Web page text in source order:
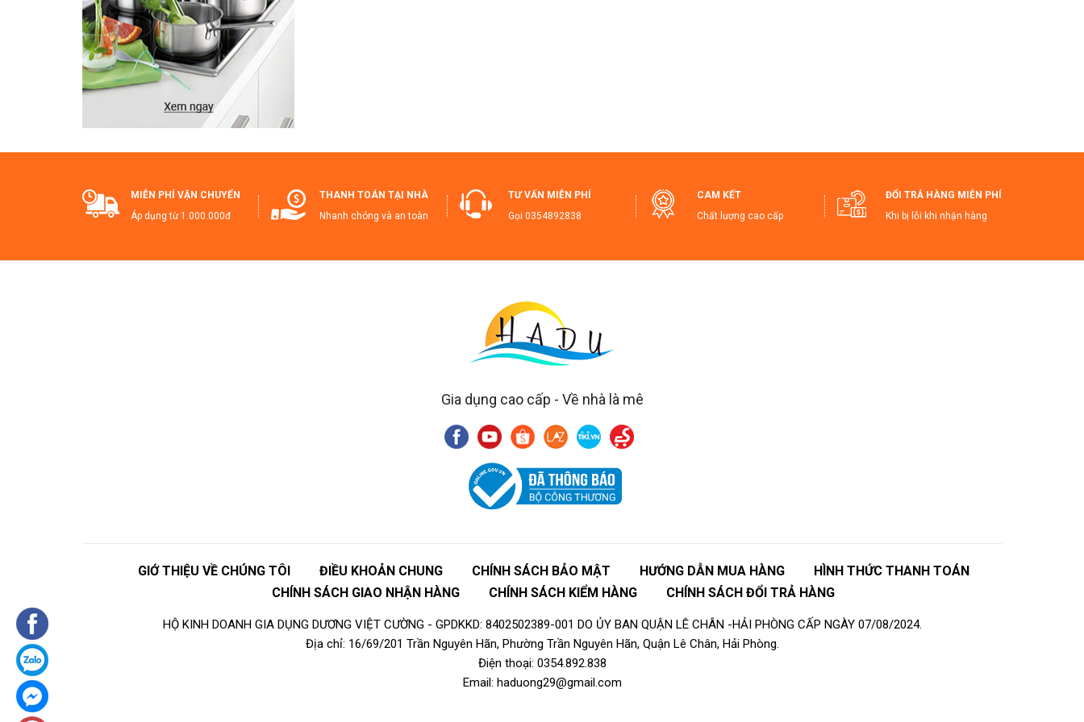
Tiện Lợi và Thực Tế: Thiết kế tối ưu giúp bạn sử dụng dễ dàng, giữ nhiệt hiệu quả và tiết kiệm thời gian.
Độ Bền Cao: Chất liệu inox cao cấp không chỉ giúp bảo vệ sức khỏe mà còn bền bỉ theo thời gian.
#BìnhĐựngNước #GiữNhiệtCaoCấp #BìnhGiữNhiệtInox316 #BìnhĐựngNướcChốngTrượt #BìnhGiữNhiệtCaoCấp
#VòiRótKhôngNhỏGiọt #BìnhGiữNhiệtAnToàn #BìnhGiữNhiệtTiệnLợi #SảnPhẩmGiữNhiệt
MIỄN PHÍ VẬN CHUYỂN
Áp dụng từ 1.000.000đ
THANH TOÁN TẠI NHÀ
Nhanh chóng và an toàn
TƯ VẤN MIỄN PHÍ
Gọi 0354892838
CAM KẾT
Chất lượng cao cấp
ĐỔI TRẢ HÀNG MIỄN PHÍ
Khi bị lỗi khi nhận hàng
Gia dụng cao cấp - Về nhà là mê
GIỚ THIỆU VỀ CHÚNG TÔI ĐIỀU KHOẢN CHUNG CHÍNH SÁCH BẢO MẬT HƯỚNG DẪN MUA HÀNG
HÌNH THỨC THANH TOÁN
CHÍNH SÁCH GIAO NHẬN HÀNG
CHÍNH SÁCH KIỂM HÀNG CHÍNH SÁCH ĐỔI TRẢ HÀNG
HỘ KINH DOANH GIA DỤNG DƯƠNG VIỆT CƯỜNG - GPDKKD: 8402502389-001 DO ỦY BAN QUẬN LÊ CHÂN -HẢI PHÒNG CẤP NGÀY 07/08/2024.
Địa chỉ: 16/69/201 Trần Nguyên Hãn, Phường Trần Nguyên Hãn, Quận Lê Chân, Hải Phòng.
Điện thoại: 0354.892.838
Email: haduong29@gmail.com